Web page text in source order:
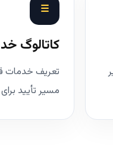
☰
کاتالوگ
تعریف خدمات
مسیر تأیید برای